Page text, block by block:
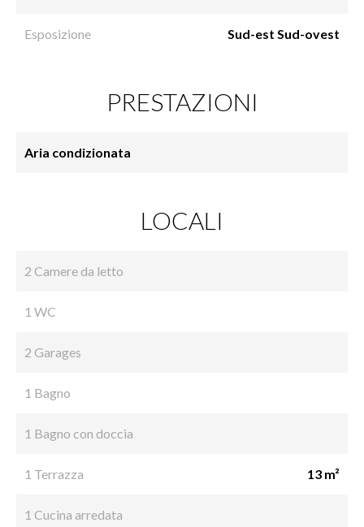
Esposizione Sud-est Sud-ovest
PRESTAZIONI
Aria condizionata
LOCALI
2 Camere da letto
1 WC
2 Garages
1 Bagno
1 Bagno con doccia
1 Terrazza 13 m²
1 Cucina arredata